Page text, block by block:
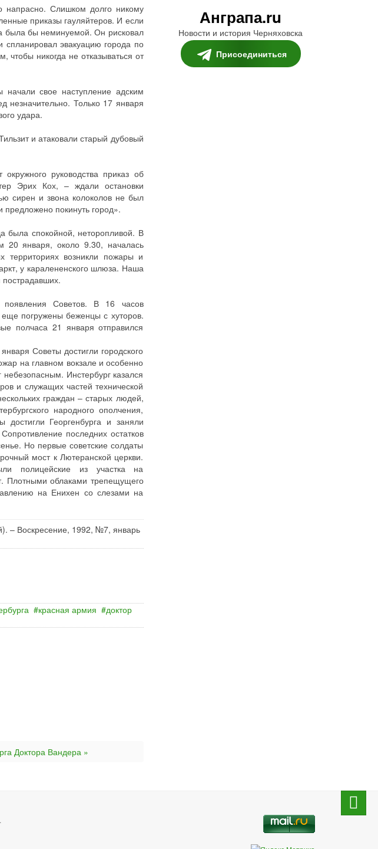
напрасно. Слишком долго никому
приказы гауляйтеров. И если
была бы неминуемой. Он рисковал
спланировал эвакуацию города по
чтобы никогда не отказываться от
свое наступление адским
незначительно. Только 17 января
удара.
и атаковали старый дубовый
руководства приказ об
Эрих Кох, – ждали остановки
сирен и звона колоколов не был
покинуть город».
была спокойной, неторопливой. В
20 января, около 9.30, началась
возникли пожары и
у каралененского шлюза. Наша
Советов. В 16 часов
погружены беженцы с хуторов.
полчаса 21 января отправился
Советы достигли городского
на главном вокзале и особенно
Инстербург казался
и служащих частей технической
граждан – старых людей,
народного ополчения,
Георгенбурга и заняли
последних остатков
Но первые советские солдаты
мост к Лютеранской церкви.
полицейские из участка на
Плотными облаками трепещущего
на Енихен со слезами на
– Воскресение, 1992, №7, январь
красная армия
доктор
Доктора Вандера »
Анграпа.ru
Новости и история Черняховска
Присоединиться
.